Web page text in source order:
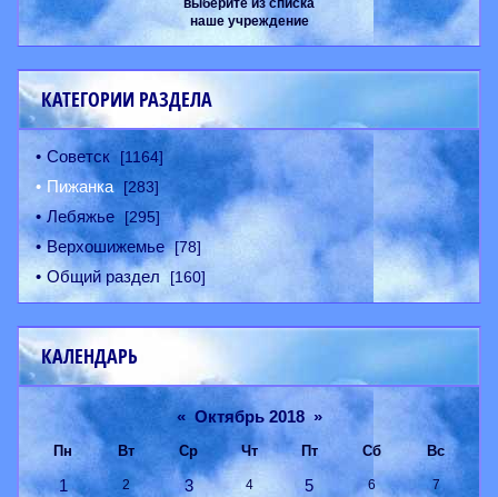
выберите из списка
наше учреждение
КАТЕГОРИИ РАЗДЕЛА
Советск [1164]
Пижанка [283]
Лебяжье [295]
Верхошижемье [78]
Общий раздел [160]
КАЛЕНДАРЬ
« Октябрь 2018 »
Пн Вт Ср Чт Пт Сб Вс
1 2 3 4 5 6 7